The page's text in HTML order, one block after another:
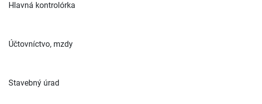
Hlavná kontrolórka
Účtovníctvo, mzdy
Stavebný úrad